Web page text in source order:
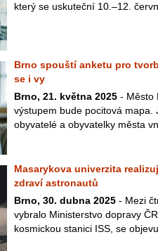
který se uskuteční 10.–12.
Brno spouští anketu pro
se i vy
Brno, 21. května 2025 - Město
výstupem bude pocitová mapa.
obyvatelé a obyvatelky města
Masarykova univerzita
zdraví astronautů
Brno, 30. dubna 2025 - Mezi
vybralo Ministerstvo dopravy
kosmickou stanici ISS, se